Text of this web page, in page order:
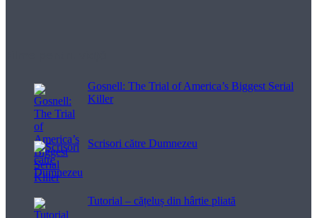
Gosnell: The Trial of America’s Biggest Serial
Killer
Scrisori către Dumnezeu
Tutorial – cățeluș din hârtie pliată